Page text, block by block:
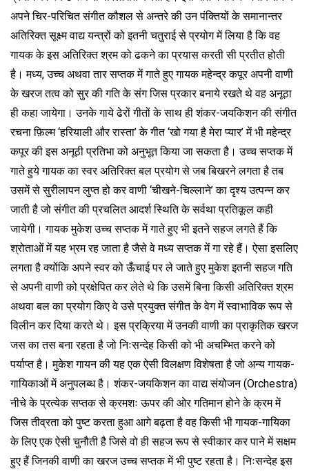
अपने चिर-परिचित संगीत कौशल से अन्तरे की उन पंक्तियों के समानान्तर
अतिरिक्त सूक्ष्म वाद्य यन्त्रों को इतनी चतुराई से प्रयोग में लिया है कि वह
गायक के इस अतिरिक्त श्रम को ढकने का प्रयास करती सी प्रतीत होती
है। मध्य, उच्च अथवा तार सप्तक में गाते हुए गायक महेन्द्र कपूर अपनी वाणी
के खरज तत्व को सुर की गति के संग जिस प्रकार बनाये रखते थे वह अनूठा
ही कहा जायेगा। उनके गाये ढेरों गीतों के साथ ही शंकर-जयकिशन की संगीत
रचना फ़िल्म ‘हरियाली और रास्ता’ के गीत ‘खो गया है मेरा प्यार’ में भी महेन्द्र
कपूर की इस अनूठी प्रतिभा को अनुभूत किया जा सकता है। उच्च सप्तक में
गाते हुये गायक का स्वर अतिरिक्त बल प्रयोग से जब बिखरने लगता है तब
उसमें से सुरीलापन लुप्त हो कर वाणी ‘चीखने-चिल्लाने’ का दृश्य उत्पन्न कर
जाती है जो संगीत की प्रचलित आदर्श स्थिति के सर्वथा प्रतिकूल कही
जायेगी। गायक मुकेश उच्च सप्तक में गाते हुए भी इतने सहज लगते हैं कि
श्रोताओं में यह भ्रम रह जाता है जैसे वे मध्य सप्तक में गा रहे हैं। ऐसा इसलिए
लगता है क्योंकि अपने स्वर को ऊँचाई पर ले जाते हुए मुकेश इतनी सहज गति
से अपनी वाणी को प्रक्षेपित कर लेते थे कि उसमें बिना किसी अतिरिक्त श्रम
अथवा बल का प्रयोग किए वे उसे प्रयुक्त संगीत के वेग में स्वाभाविक रूप से
विलीन कर दिया करते थे। इस प्रक्रिया में उनकी वाणी का प्राकृतिक खरज
जस का तस बना रहता है जो निःसन्देह किसी को भी अचम्भित करने को
पर्याप्त है। मुकेश गायन की यह एक ऐसी विलक्षण विशेषता है जो अन्य गायक-
गायिकाओं में अनुपलब्ध है। शंकर-जयकिशन का वाद्य संयोजन (Orchestra)
नीचे के प्रत्येक सप्तक से क्रमशः ऊपर की ओर गतिमान होने के क्रम में
जिस तीव्रता को पुष्ट करता हुआ आगे बढ़ता है वह किसी भी गायक-गायिका
के लिए एक ऐसी चुनौती है जिसे वो ही सहज रूप से स्वीकार कर पाने में सक्षम
हुए हैं जिनकी वाणी का खरज उच्च सप्तक में भी पुष्ट रहता है। निःसन्देह इस